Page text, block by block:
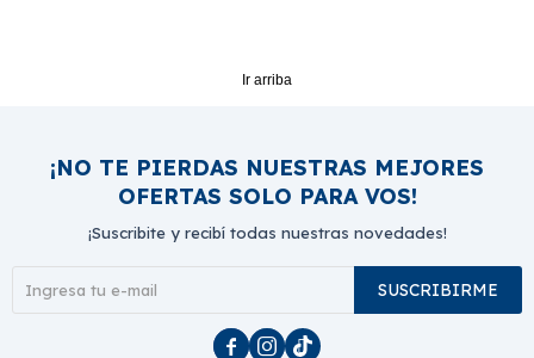
Ir arriba
¡NO TE PIERDAS NUESTRAS MEJORES
OFERTAS SOLO PARA VOS!
¡Suscribite y recibí todas nuestras novedades!
SUSCRIBIRME
  